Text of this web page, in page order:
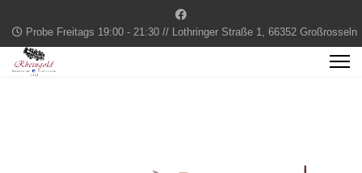
Probe Freitags 19:00 - 21:30 // Lothringer Straße 1, 66352 Großrosseln